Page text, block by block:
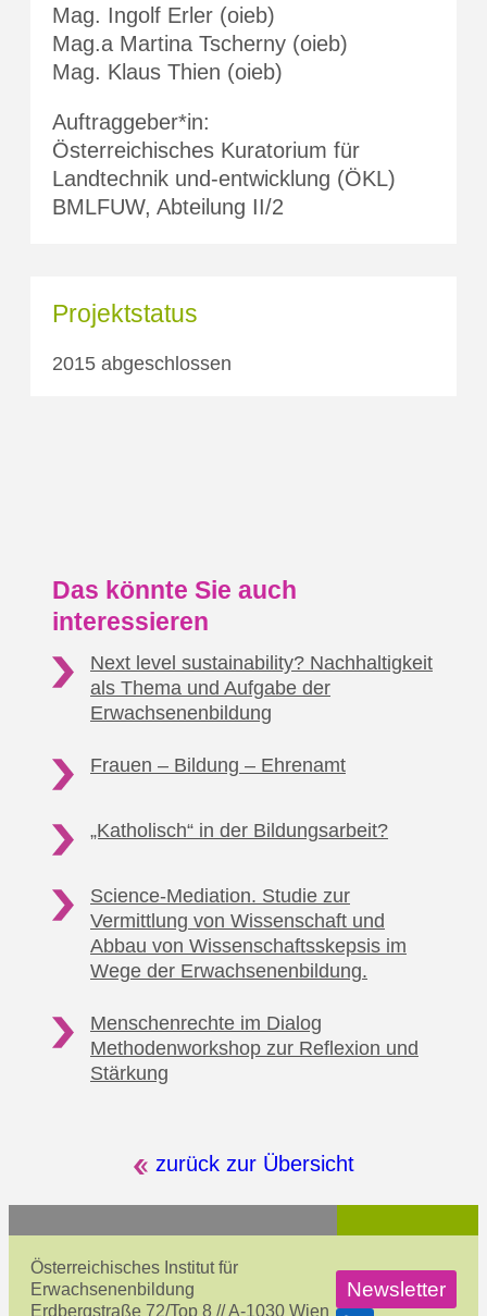
Mag. Ingolf Erler (oieb)
Mag.a Martina Tscherny (oieb)
Mag. Klaus Thien (oieb)
Auftraggeber*in:
Österreichisches Kuratorium für
Landtechnik und-entwicklung (ÖKL)
BMLFUW, Abteilung II/2
Projektstatus
2015 abgeschlossen
Das könnte Sie auch
interessieren
Next level sustainability? Nachhaltigkeit
als Thema und Aufgabe der
Erwachsenenbildung
Frauen – Bildung – Ehrenamt
„Katholisch“ in der Bildungsarbeit?
Science-Mediation. Studie zur
Vermittlung von Wissenschaft und
Abbau von Wissenschaftsskepsis im
Wege der Erwachsenenbildung.
Menschenrechte im Dialog
Methodenworkshop zur Reflexion und
Stärkung
zurück zur Übersicht
Österreichisches Institut für
Erwachsenenbildung
Erdbergstraße 72/Top 8 // A-1030 Wien
Newsletter